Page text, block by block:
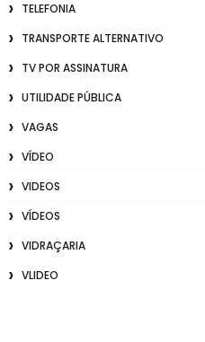
TELEFONIA
TRANSPORTE ALTERNATIVO
TV POR ASSINATURA
UTILIDADE PÚBLICA
VAGAS
VÍDEO
VIDEOS
VÍDEOS
VIDRAÇARIA
VLIDEO